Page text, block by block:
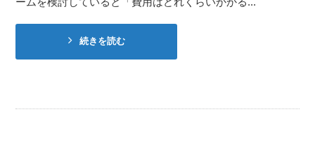
続きを読む